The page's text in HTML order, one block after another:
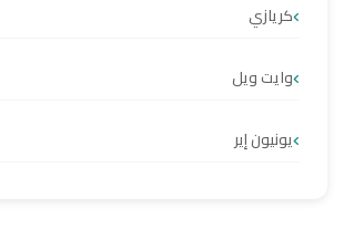
كريازي
وايت ويل
يونيون إير